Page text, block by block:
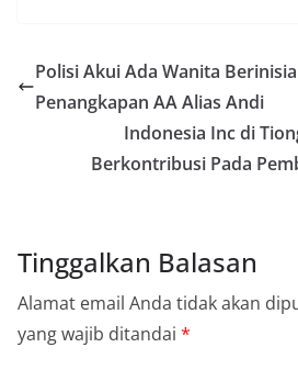
Polisi Akui Ada Wanita
Penangkapan AA Alias Andi
Indonesia Inc di
Berkontribusi Pada
Tinggalkan Balasan
Alamat email Anda tidak akan
yang wajib ditandai *